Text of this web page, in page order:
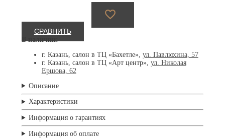
СРАВНИТЬ
В наличии:
г. Казань, салон в ТЦ «Бахетле», ул. Павлюхина, 57
г. Казань, салон в ТЦ «Арт центр», ул. Николая
Ершова, 62
Описание
Характеристики
Информация о гарантиях
Информация об оплате